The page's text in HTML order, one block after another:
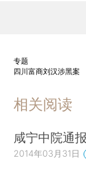
专题
四川富商刘汉涉黑案
相关阅读
咸宁中院通
2014年03月31日